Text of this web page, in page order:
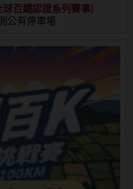
百鐵認證系列賽事)
公有停車場